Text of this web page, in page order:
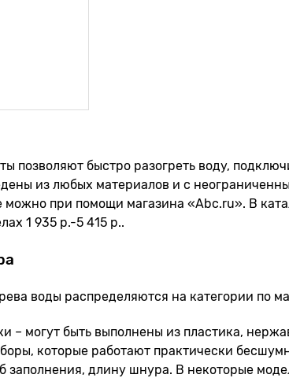
позволяют быстро разогреть воду,
из любых материалов и с
можно при помощи магазина «Abc.ru». В
1 935 р.-5 415 р..
воды распределяются на категории по
– могут быть выполнены из пластика,
которые работают практически
заполнения, длину шнура. В некоторые